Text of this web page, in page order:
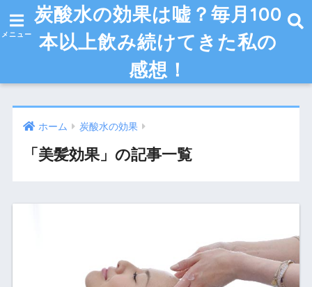
炭酸水の効果は嘘？毎月100
本以上飲み続けてきた私の
感想！
ホーム 炭酸水の効果
「美髪効果」の記事一覧